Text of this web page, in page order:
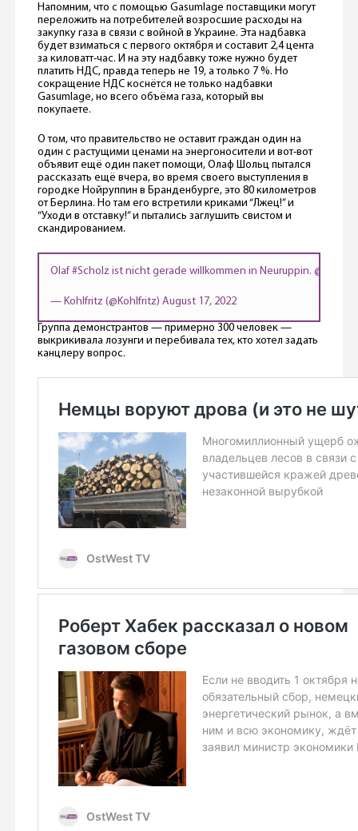
Напомним, что с помощью Gasumlage поставщики могут
переложить на потребителей возросшие расходы на
закупку газа в связи с войной в Украине. Эта надбавка
будет взиматься с первого октября и составит 2,4 цента
за киловатт-час. И на эту надбавку тоже нужно будет
платить НДС, правда теперь не 19, а только 7 %. Но
сокращение НДС коснётся не только надбавки
Gasumlage, но всего объёма газа, который вы
покупаете.
О том, что правительство не оставит граждан один на
один с растущими ценами на энергоносители и вот-вот
объявит ещё один пакет помощи, Олаф Шольц пытался
рассказать ещё вчера, во время своего выступления в
городке Нойруппин в Бранденбурге, это 80 километров
от Берлина. Но там его встретили криками “Лжец!” и
“Уходи в отставку!” и пытались заглушить свистом и
скандированием.
Olaf#Scholz ist nicht gerade willkommen in Neuruppin.
— Kohlfritz (@Kohlfritz) August 17, 2022
Группа демонстрантов — примерно 300 человек —
выкрикивала лозунги и перебивала тех, кто хотел задать
канцлеру вопрос.